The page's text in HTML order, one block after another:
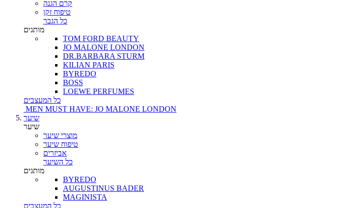
קרם הגנה
טיפוח זקן
כל הגבר
מותגים
TOM FORD BEAUTY
JO MALONE LONDON
DR.BARBARA STURM
KILIAN PARIS
BYREDO
BOSS
LOEWE PERFUMES
כל המעצבים
MEN MUST HAVE: JO MALONE LONDON
שיער
שיער
מוצרי שיער
טיפוח שיער
אביזרים
כל השיער
מותגים
BYREDO
AUGUSTINUS BADER
MAGINISTA
כל המעצבים